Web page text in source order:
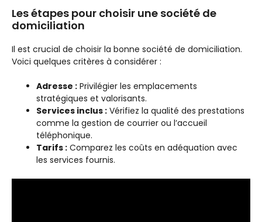
Les étapes pour choisir une société de
domiciliation
Il est crucial de choisir la bonne société de domiciliation.
Voici quelques critères à considérer :
Adresse : Privilégier les emplacements
stratégiques et valorisants.
Services inclus : Vérifiez la qualité des prestations
comme la gestion de courrier ou l’accueil
téléphonique.
Tarifs : Comparez les coûts en adéquation avec
les services fournis.